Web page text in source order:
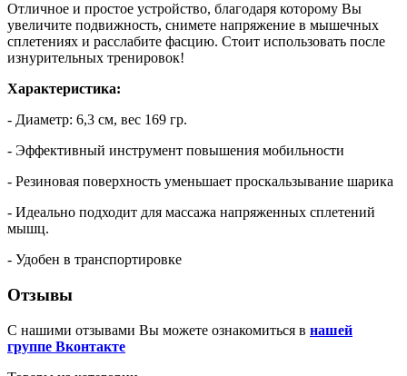
Отличное и простое устройство, благодаря которому Вы
увеличите подвижность, снимете напряжение в мышечных
сплетениях и расслабите фасцию. Стоит использовать после
изнурительных тренировок!
Характеристика:
- Диаметр: 6,3 см, вес 169 гр.
- Эффективный инструмент повышения мобильности
- Резиновая поверхность уменьшает проскальзывание шарика
- Идеально подходит для массажа напряженных сплетений
мышц.
- Удобен в транспортировке
Отзывы
С нашими отзывами Вы можете ознакомиться в нашей
группе Вконтакте